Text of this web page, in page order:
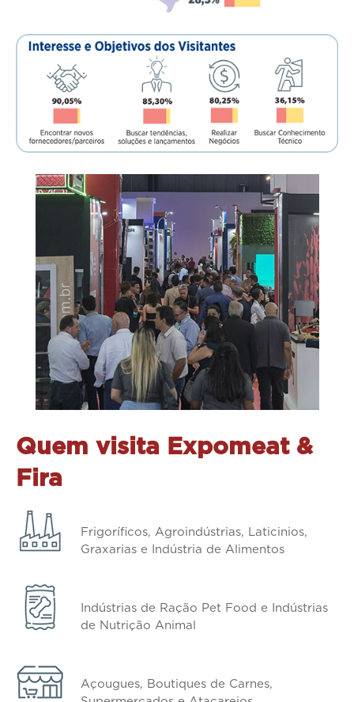
Quem visita Expomeat &
Fira
Frigoríficos, Agroindústrias, Laticinios,
Graxarias e Indústria de Alimentos
Indústrias de Ração Pet Food e Indústrias
de Nutrição Animal
Açougues, Boutiques de Carnes,